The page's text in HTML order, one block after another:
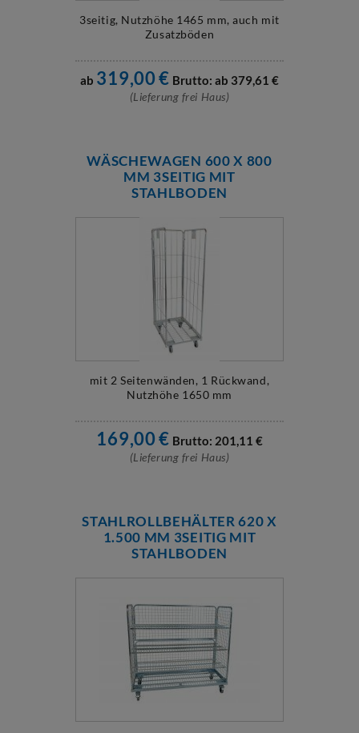
3seitig, Nutzhöhe 1465 mm, auch mit
Zusatzböden
ab 319,00€ Brutto: ab 379,61 €
(Lieferung frei Haus)
WÄSCHEWAGEN 600 X 800
MM 3SEITIG MIT
STAHLBODEN
mit 2 Seitenwänden, 1 Rückwand,
Nutzhöhe 1650 mm
169,00€ Brutto: 201,11 €
(Lieferung frei Haus)
STAHLROLLBEHÄLTER 620 X
1.500 MM 3SEITIG MIT
STAHLBODEN